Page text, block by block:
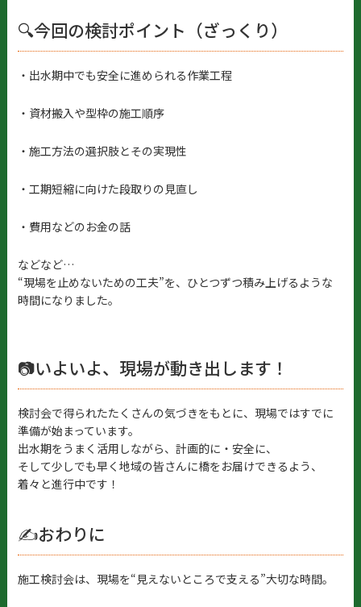
🔍今回の検討ポイント（ざっくり）
・出水期中でも安全に進められる作業工程
・資材搬入や型枠の施工順序
・施工方法の選択肢とその実現性
・工期短縮に向けた段取りの見直し
・費用などのお金の話
などなど…
“現場を止めないための工夫”を、ひとつずつ積み上げるような
時間になりました。
📷いよいよ、現場が動き出します！
検討会で得られたたくさんの気づきをもとに、現場ではすでに
準備が始まっています。
出水期をうまく活用しながら、計画的に・安全に、
そして少しでも早く地域の皆さんに橋をお届けできるよう、
着々と進行中です！
✍️おわりに
施工検討会は、現場を“見えないところで支える”大切な時間。